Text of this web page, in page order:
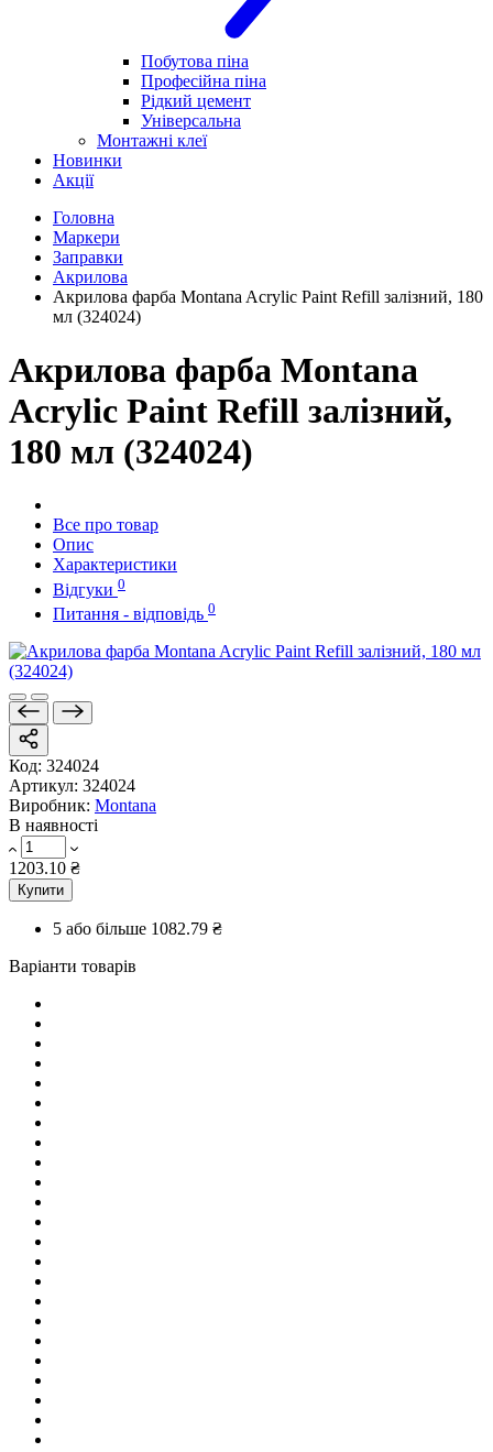
Побутова піна
Професійна піна
Рідкий цемент
Універсальна
Монтажні клеї
Новинки
Акції
Головна
Маркери
Заправки
Акрилова
Акрилова фарба Montana Acrylic Paint Refill залізний, 180
мл (324024)
Акрилова фарба Montana
Acrylic Paint Refill залізний,
180 мл (324024)
Все про товар
Опис
Характеристики
Відгуки 0
Питання - відповідь 0
Код: 324024
Артикул: 324024
Виробник: Montana
В наявності
1203.10 ₴
Купити
5 або більше 1082.79 ₴
Варіанти товарів